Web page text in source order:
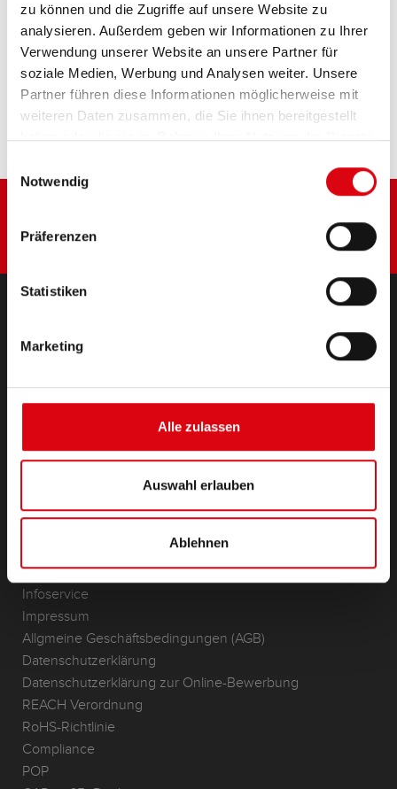
zu können und die Zugriffe auf unsere Website zu
analysieren. Außerdem geben wir Informationen zu Ihrer
Verwendung unserer Website an unsere Partner für
soziale Medien, Werbung und Analysen weiter. Unsere
Partner führen diese Informationen möglicherweise mit
weiteren Daten zusammen, die Sie ihnen bereitgestellt
haben oder die sie im Rahmen Ihrer Nutzung der Dienste
Notwendig
Präferenzen
Statistiken
Marketing
Alle zulassen
Auswahl erlauben
Ablehnen
PRODUKTDETAILS >
Diese Batterie kaufen:
HÄNDLER & EINBAUSERVICE >
PRODUKTE
Starter- & Bordnetzbatterien
(Semi-) Traktion & Standby
(Semi-) Traktion & Standby
Lithium
KONTAKT
ANFRAGE
Infoservice
Impressum
Allgmeine Geschäftsbedingungen (AGB)
Datenschutzerklärung
Datenschutzerklärung zur Online-Bewerbung
REACH Verordnung
RoHS-Richtlinie
Compliance
POP